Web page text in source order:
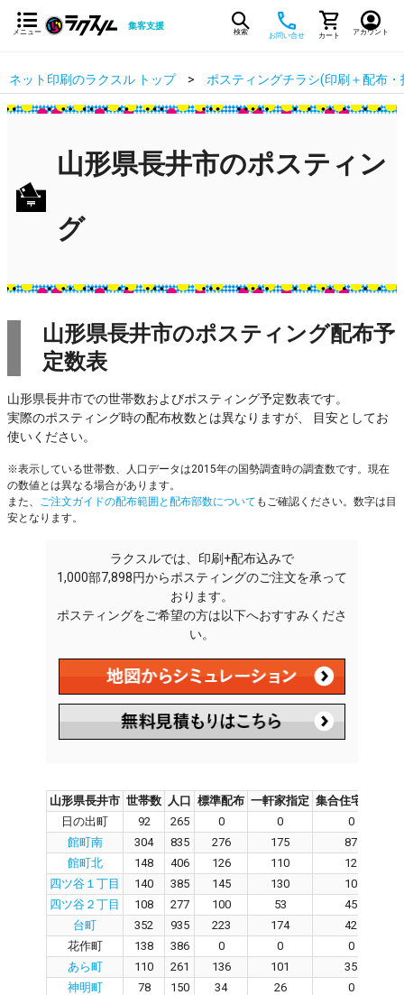
メニュー
集客支援
検索 お問い合せ カート アカウント
ネット印刷のラクスル トップ ポスティングチラシ(印刷＋配布・
山形県長井市のポスティン
グ
山形県長井市のポスティング配布予
定数表
山形県長井市での世帯数およびポスティング予定数表です。
実際のポスティング時の配布枚数とは異なりますが、 目安としてお
使いください。
※表示している世帯数、人口データは2015年の国勢調査時の調査数です。現在
の数値とは異なる場合があります。
また、 ご注文ガイドの配布範囲と配布部数について もご確認ください。数字は目
安となります。
ラクスルでは、印刷+配布込みで
1,000部7,898円からポスティングのご注文を承って
おります。
ポスティングをご希望の方は以下へおすすみくださ
い。
山形県長井市 世帯数 人口 標準配布 一軒家指定 集合住宅指定
日の出町
92 265 0 0
0
館町南
304 835 276 175
87
館町北
148 406 126 110
12
四ツ谷１丁目
140 385 145 130
10
四ツ谷２丁目
108 277 100 53
45
台町
352 935 223 174
42
花作町
138 386 0 0
0
あら町
110 261 136 101
35
神明町
78 150 34 26
0